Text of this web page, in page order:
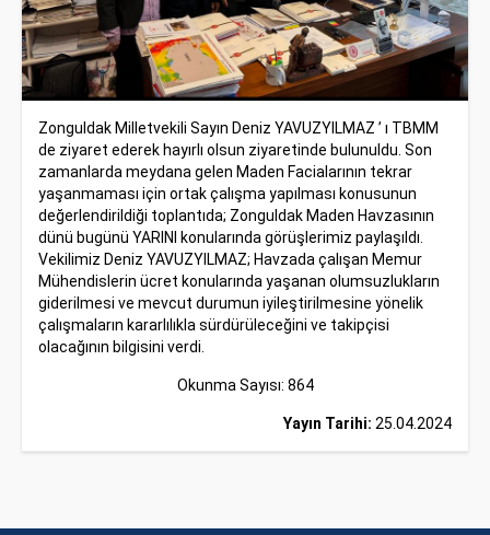
Zonguldak Milletvekili Sayın Deniz YAVUZYILMAZ ’ ı TBMM
de ziyaret ederek hayırlı olsun ziyaretinde bulunuldu. Son
zamanlarda meydana gelen Maden Facialarının tekrar
yaşanmaması için ortak çalışma yapılması konusunun
değerlendirildiği toplantıda; Zonguldak Maden Havzasının
dünü bugünü YARINI konularında görüşlerimiz paylaşıldı.
Vekilimiz Deniz YAVUZYILMAZ; Havzada çalışan Memur
Mühendislerin ücret konularında yaşanan olumsuzlukların
giderilmesi ve mevcut durumun iyileştirilmesine yönelik
çalışmaların kararlılıkla sürdürüleceğini ve takipçisi
olacağının bilgisini verdi.
Okunma Sayısı: 864
Yayın Tarihi: 25.04.2024